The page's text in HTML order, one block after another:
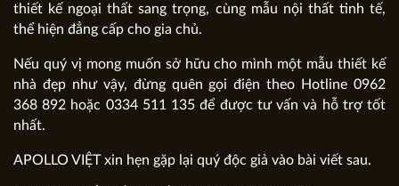
thiết kế ngoại thất sang trọng, cùng mẫu nội thất tinh tế,
thể hiện đẳng cấp cho gia chủ.
Nếu quý vị mong muốn sở hữu cho mình một mẫu thiết kế
nhà đẹp như vậy, đừng quên gọi điện theo Hotline 0962
368 892 hoặc 0334 511 135 để được tư vấn và hỗ trợ tốt
nhất.
APOLLO VIỆT xin hẹn gặp lại quý độc giả vào bài viết sau.